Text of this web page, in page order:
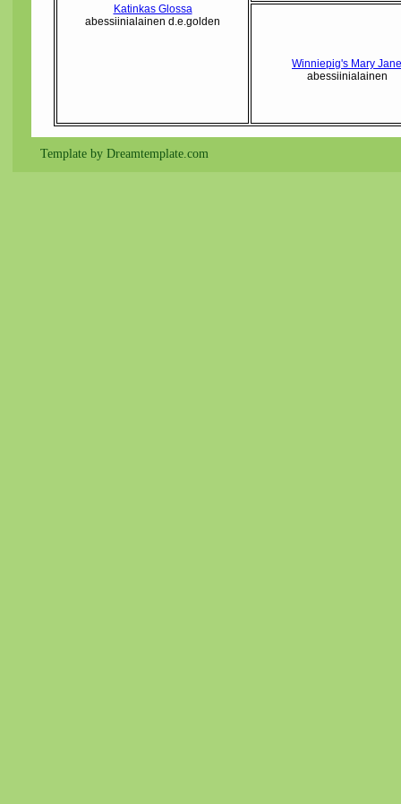
Katinkas Glossa
abessiinialainen d.e.golden
Winniepig's Mary Jane
abessiinialainen
Template by Dreamtemplate.com